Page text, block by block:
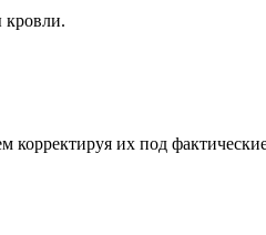
кровли.
их под